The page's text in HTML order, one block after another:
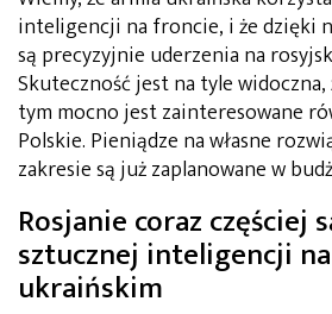
inteligencji na froncie, i że dzięki
są precyzyjnie uderzenia na
Skuteczność jest na tyle
tym mocno jest zainteresowane
Polskie. Pieniądze na własne
zakresie są już zaplanowane w
Rosjanie coraz częściej
sztucznej inteligencji
ukraińskim